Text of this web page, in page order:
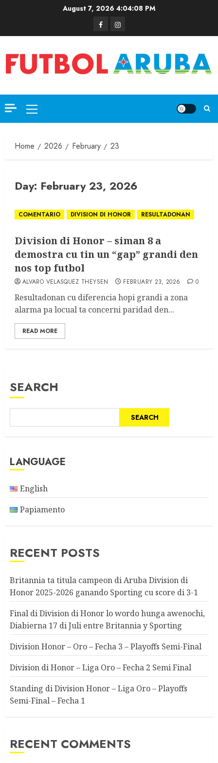
August 7, 2026 4:04:08 PM
Home 2026 February 23
Day: February 23, 2026
COMENTARIO DIVISION DI HONOR RESULTADONAN
Division di Honor – siman 8 a
demostra cu tin un “gap” grandi den
nos top futbol
ALVARO VELASQUEZ THEYSEN FEBRUARY 23, 2026 0
Resultadonan cu diferencia hopi grandi a zona
alarma pa locual ta concerni paridad den...
READ MORE
SEARCH
SEARCH
LANGUAGE
English
Papiamento
RECENT POSTS
Britannia ta titula campeon di Aruba Division di
Honor 2025-2026 ganando Sporting cu score di 3-1
Final di Division di Honor lo wordo hunga awenochi,
Diabierna 17 di Juli entre Britannia y Sporting
Division Honor – Oro – Fecha 3 – Playoffs Semi-Final
Division di Honor – Liga Oro – Fecha 2 Semi Final
Standing di Division Honor – Liga Oro – Playoffs
Semi-Final – Fecha 1
RECENT COMMENTS